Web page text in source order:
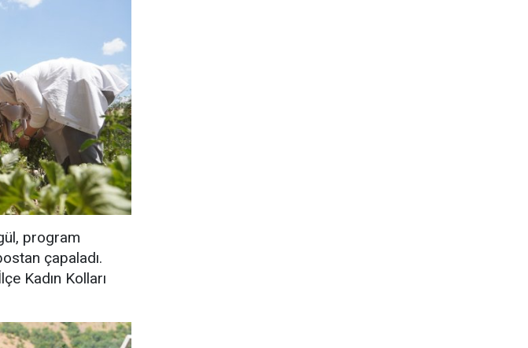
program
çapaladı.
Kadın Kolları